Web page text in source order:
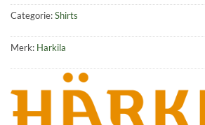
Categorie:Shirts
Merk: Harkila